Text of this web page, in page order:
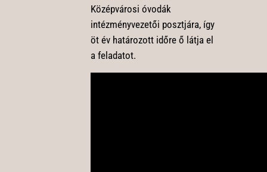
Középvárosi óvodák
intézményvezetői posztjára, így
öt év határozott időre ő látja el
a feladatot.